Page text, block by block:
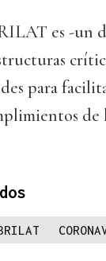
es -un
para
de